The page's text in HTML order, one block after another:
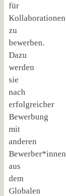
für
Kollaborationen
zu
bewerben.
Dazu
werden
sie
nach
erfolgreicher
Bewerbung
mit
anderen
Bewerber*innen
aus
dem
Globalen